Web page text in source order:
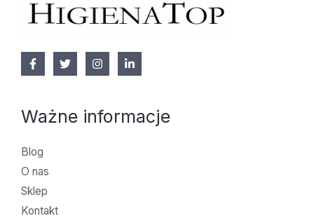
Ważne informacje
Blog
O nas
Sklep
Kontakt